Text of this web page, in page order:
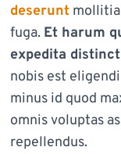
deseruntmollitia
fuga. Et harum
expedita
nobis est
minus id quod
omnis voluptas
repellendus.